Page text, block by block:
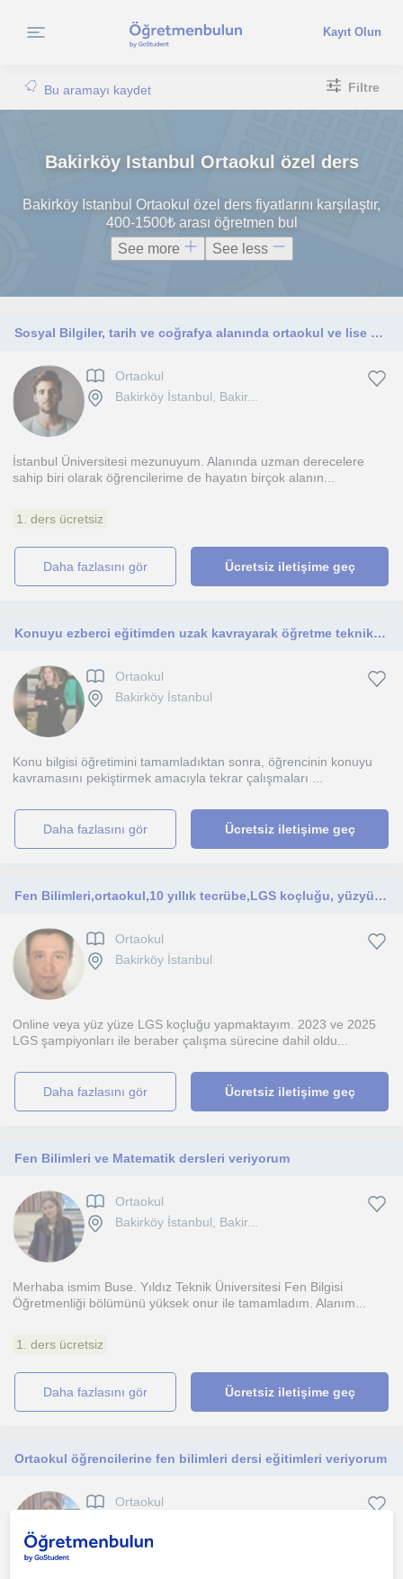
Kayıt Olun
Bu aramayı kaydet Filtre
Bakirköy Istanbul Ortaokul özel ders
Bakirköy Istanbul Ortaokul özel ders fiyatlarını karşılaştır,
400-1500₺ arası öğretmen bul
See more
See less
Sosyal Bilgiler, tarih ve coğrafya alanında ortaokul ve lise düzeyinde dersler veriyorum
Ortaokul
Bakirköy İstanbul, Bakir...
İstanbul Üniversitesi mezunuyum. Alanında uzman derecelere
sahip biri olarak öğrencilerime de hayatın birçok alanın...
1. ders ücretsiz
daha fazlasını gör Ücretsiz iletişime geç
Konuyu ezberci eğitimden uzak kavrayarak öğretme teknikleri kullanırım.
Ortaokul
Bakirköy İstanbul
Konu bilgisi öğretimini tamamladıktan sonra, öğrencinin konuyu
kavramasını pekiştirmek amacıyla tekrar çalışmaları ...
daha fazlasını gör Ücretsiz iletişime geç
Fen Bilimleri,ortaokul,10 yıllık tecrübe,LGS koçluğu, yüzyüze ve online
Ortaokul
Bakirköy İstanbul
Online veya yüz yüze LGS koçluğu yapmaktayım. 2023 ve 2025
LGS şampiyonları ile beraber çalışma sürecine dahil oldu...
daha fazlasını gör Ücretsiz iletişime geç
Fen Bilimleri ve Matematik dersleri veriyorum
Ortaokul
Bakirköy İstanbul, Bakir...
Merhaba ismim Buse. Yıldız Teknik Üniversitesi Fen Bilgisi
Öğretmenliği bölümünü yüksek onur ile tamamladım. Alanım...
1. ders ücretsiz
daha fazlasını gör Ücretsiz iletişime geç
Ortaokul öğrencilerine fen bilimleri dersi eğitimleri veriyorum
Ortaokul